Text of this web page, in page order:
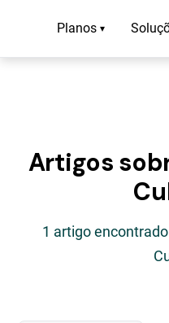
Planos ▾
Artigos
1 artigo